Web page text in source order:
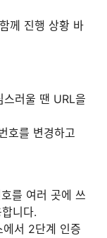
께 진행 상황 바
스러울 땐 URL을
호를 변경하고
를 여러 곳에 쓰
니다.
서 2단계 인증